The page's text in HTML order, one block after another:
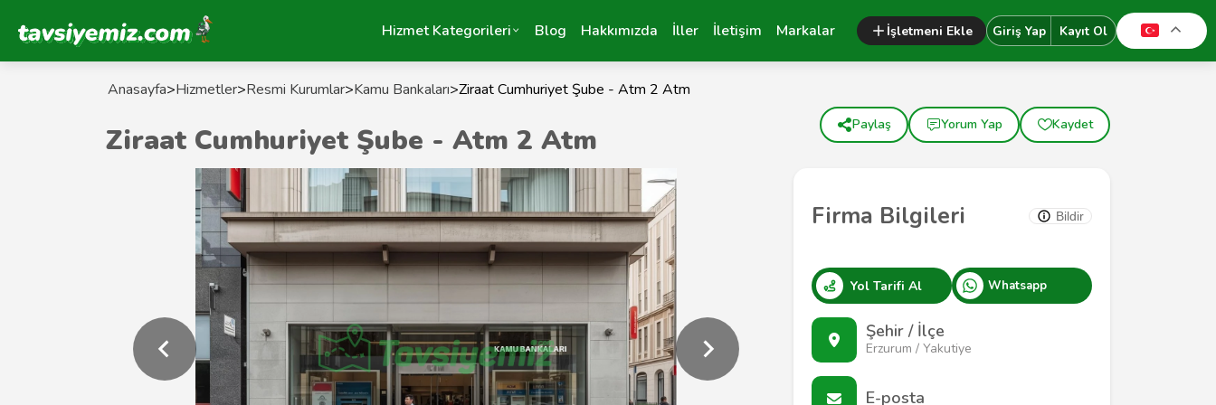
Tavsiyemiz Anasayfa Hizmet Kategorileri Blog Hakkımızda İller İletişim Markalar İşletmeni Ekle Giriş Yap Kayıt Ol
Anasayfa>Hizmetler>Resmi Kurumlar>Kamu Bankaları>Ziraat Cumhuriyet Şube - Atm 2 Atm
Firma Bilgileri Bildir
Yol Tarifi Al Whatsapp
Şehir / İlçe
Erzurum / Yakutiye
E-posta
Ziraat Cumhuriyet Şube - Atm 2 Atm Paylaş Yorum Yap Kaydet